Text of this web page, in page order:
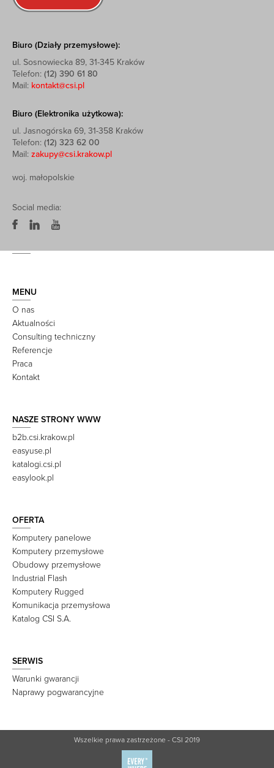
Biuro (Działy przemysłowe):
ul. Sosnowiecka 89, 31-345 Kraków
Telefon: (12) 390 61 80
Mail: kontakt@csi.pl
Biuro (Elektronika użytkowa):
ul. Jasnogórska 69, 31-358 Kraków
Telefon: (12) 323 62 00
Mail: zakupy@csi.krakow.pl
woj. małopolskie
Social media:
MENU
O nas
Aktualności
Consulting techniczny
Referencje
Praca
Kontakt
NASZE STRONY WWW
b2b.csi.krakow.pl
easyuse.pl
katalogi.csi.pl
easylook.pl
OFERTA
Komputery panelowe
Komputery przemysłowe
Obudowy przemysłowe
Industrial Flash
Komputery Rugged
Komunikacja przemysłowa
Katalog CSI S.A.
SERWIS
Warunki gwarancji
Naprawy pogwarancyjne
Wszelkie prawa zastrzeżone - CSI 2019